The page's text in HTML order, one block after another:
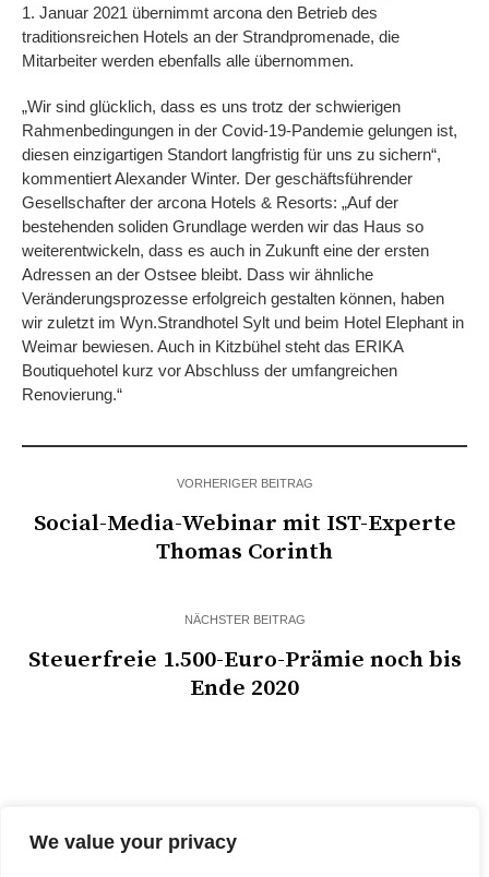
We value your privacy
1. Januar 2021 übernimmt arcona den Betrieb des
traditionsreichen Hotels an der Strandpromenade, die
Mitarbeiter werden ebenfalls alle übernommen.
„Wir sind glücklich, dass es uns trotz der schwierigen
Rahmenbedingungen in der Covid-19-Pandemie gelungen ist,
diesen einzigartigen Standort langfristig für uns zu sichern“,
kommentiert Alexander Winter. Der geschäftsführender
Gesellschafter der arcona Hotels & Resorts: „Auf der
bestehenden soliden Grundlage werden wir das Haus so
weiterentwickeln, dass es auch in Zukunft eine der ersten
Adressen an der Ostsee bleibt. Dass wir ähnliche
Veränderungsprozesse erfolgreich gestalten können, haben
wir zuletzt im Wyn.Strandhotel Sylt und beim Hotel Elephant in
Weimar bewiesen. Auch in Kitzbühel steht das ERIKA
Boutiquehotel kurz vor Abschluss der umfangreichen
Renovierung.“
VORHERIGER BEITRAG
Social-Media-Webinar mit IST-Experte
Thomas Corinth
NÄCHSTER BEITRAG
Steuerfreie 1.500-Euro-Prämie noch bis
Ende 2020